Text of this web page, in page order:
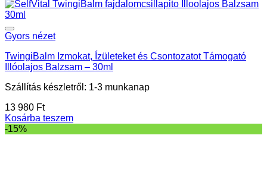
Gyors nézet
TwingiBalm Izmokat, Ízületeket és Csontozatot Támogató
Illóolajos Balzsam – 30ml
Szállítás készletről: 1-3 munkanap
13 980 Ft
Kosárba teszem
-15%